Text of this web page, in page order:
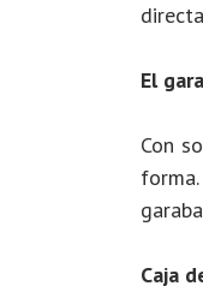
El
Con
Caja